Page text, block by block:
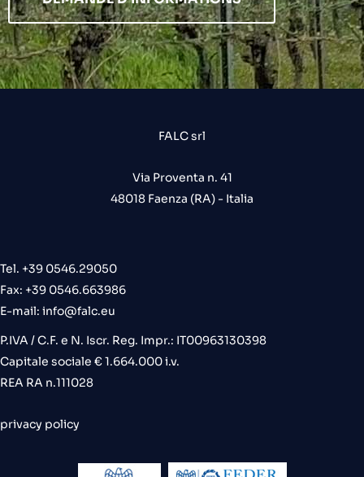
FALC srl
Via Proventa n. 41
48018 Faenza (RA) - Italia
Tel. +39 0546.29050
Fax: +39 0546.663986
E-mail: info@falc.eu
P.IVA / C.F. e N. Iscr. Reg. Impr.: IT00963130398
Capitale sociale € 1.664.000 i.v.
REA RA n.111028
privacy policy